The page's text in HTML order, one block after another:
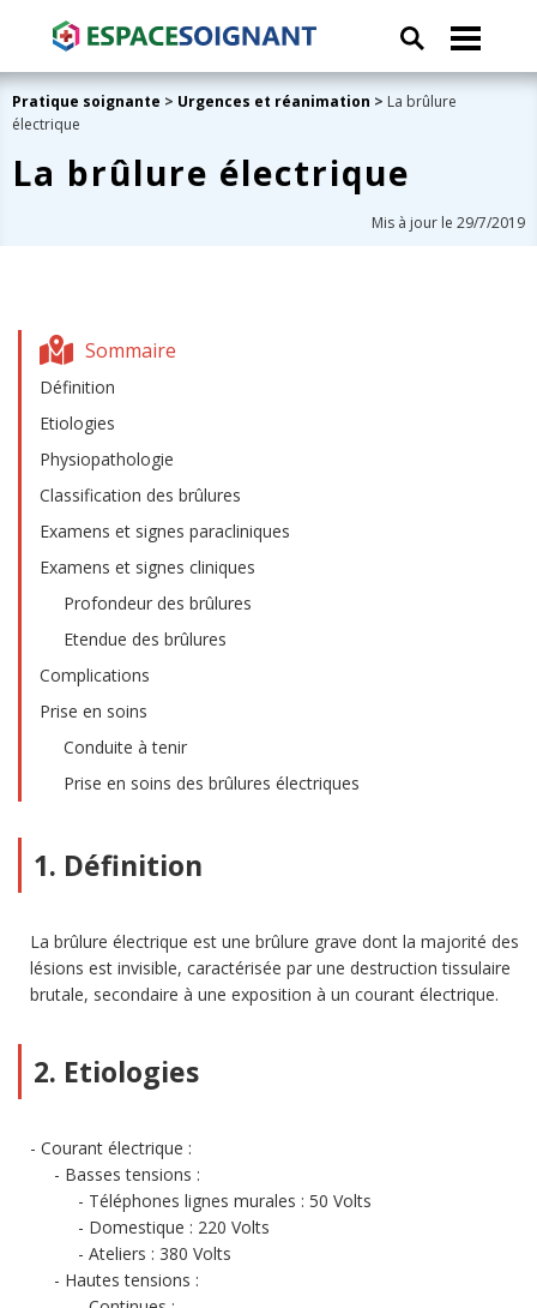
Pratique soignante > Urgences et réanimation > La brûlure
électrique
La brûlure électrique
Mis à jour le 29/7/2019
Sommaire
Définition
Etiologies
Physiopathologie
Classification des brûlures
Examens et signes paracliniques
Examens et signes cliniques
Profondeur des brûlures
Etendue des brûlures
Complications
Prise en soins
Conduite à tenir
Prise en soins des brûlures électriques
1. Définition
La brûlure électrique est une brûlure grave dont la majorité des
lésions est invisible, caractérisée par une destruction tissulaire
brutale, secondaire à une exposition à un courant électrique.
2. Etiologies
Courant électrique :
Basses tensions :
Téléphones lignes murales : 50 Volts
Domestique : 220 Volts
Ateliers : 380 Volts
Hautes tensions :